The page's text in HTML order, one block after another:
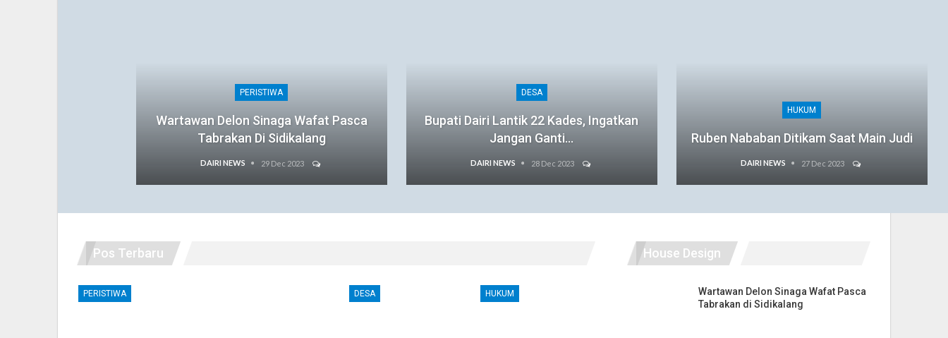
PERISTIWA
Wartawan Delon Sinaga Wafat Pasca
Tabrakan Di Sidikalang
DAIRI NEWS 29 Dec 2023
DESA
Bupati Dairi Lantik 22 Kades, Ingatkan
Jangan Ganti…
DAIRI NEWS 28 Dec 2023
HUKUM
Ruben Nababan Ditikam Saat Main Judi
DAIRI NEWS 27 Dec 2023
Pos Terbaru
PERISTIWA DESA HUKUM
House Design
Wartawan Delon Sinaga Wafat Pasca
Tabrakan di Sidikalang